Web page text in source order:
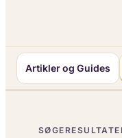
Artikler og Guides